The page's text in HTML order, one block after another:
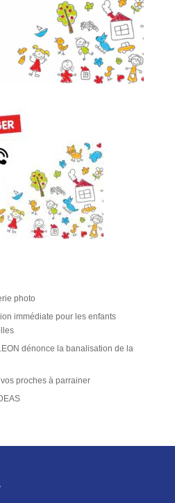
photo
immédiate pour les enfants
dénonce la banalisation de la
proches à parrainer